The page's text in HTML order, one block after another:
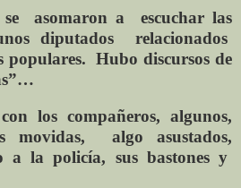
se asomaron a escuchar las
diputados
relacionados
populares. Hubo discursos de
con los compañeros, algunos,
movidas,
algo asustados,
a la policía, sus bastones y